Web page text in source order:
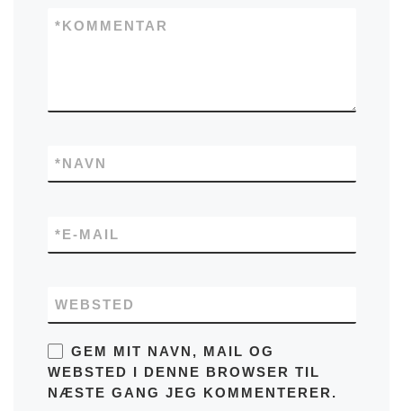
KOMMENTAR
*
NAVN
*
E-MAIL
*
WEBSTED
GEM MIT NAVN, MAIL OG
WEBSTED I DENNE BROWSER TIL
NÆSTE GANG JEG KOMMENTERER.